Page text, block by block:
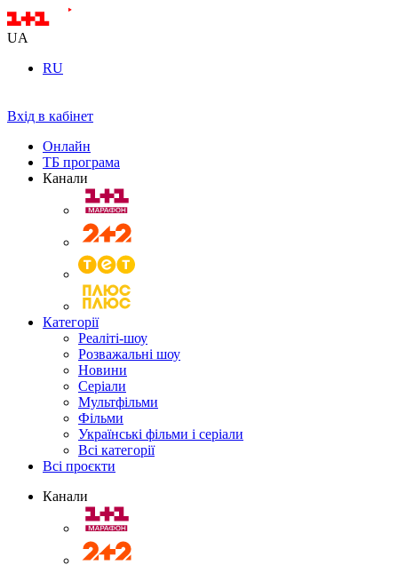
UA
RU
Вхід в кабінет
Онлайн
ТБ програма
Канали
Категорії
Реаліті-шоу
Розважальні шоу
Новини
Серіали
Мультфільми
Фільми
Українські фільми і серіали
Всі категорії
Всі проєкти
Канали